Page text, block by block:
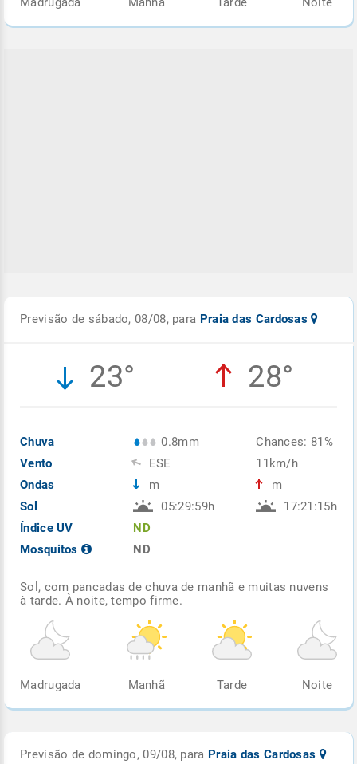
Previsão de sábado, 08/08, para Praia das Cardosas
23° 28°
Chuva
Vento
Ondas
Sol
Índice UV
Mosquitos
0.8mm
ESE
m
05:29:59h
ND
ND
Chances: 81%
11km/h
m
17:21:15h
Sol, com pancadas de chuva de manhã e muitas nuvens
à tarde. À noite, tempo firme.
Madrugada Manhã Tarde Noite
Previsão de domingo, 09/08, para Praia das Cardosas